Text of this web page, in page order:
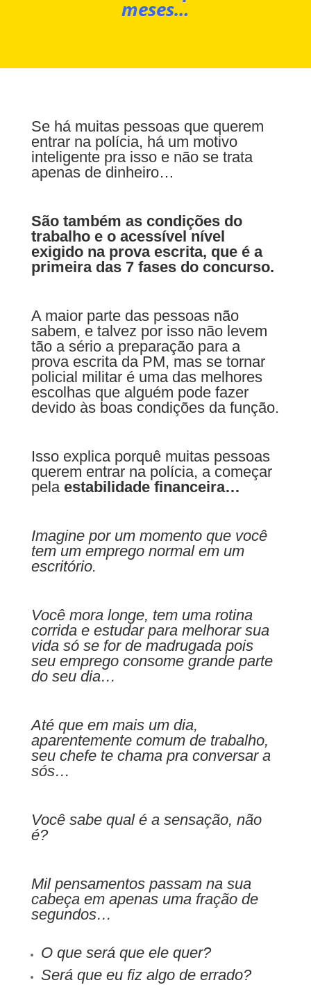
meses…
Se há muitas pessoas que querem
entrar na polícia, há um motivo
inteligente pra isso e não se trata
apenas de dinheiro…
São também as condições do
trabalho e o acessível nível
exigido na prova escrita, que é a
primeira das 7 fases do concurso.
A maior parte das pessoas não
sabem, e talvez por isso não levem
tão a sério a preparação para a
prova escrita da PM, mas se tornar
policial militar é uma das melhores
escolhas que alguém pode fazer
devido às boas condições da função.
Isso explica porquê muitas pessoas
querem entrar na polícia, a começar
pela estabilidade financeira…
Imagine por um momento que você
tem um emprego normal em um
escritório.
Você mora longe, tem uma rotina
corrida e estudar para melhorar sua
vida só se for de madrugada pois
seu emprego consome grande parte
do seu dia…
Até que em mais um dia,
aparentemente comum de trabalho,
seu chefe te chama pra conversar a
sós…
Você sabe qual é a sensação, não
é?
Mil pensamentos passam na sua
cabeça em apenas uma fração de
segundos…
O que será que ele quer?
Será que eu fiz algo de errado?